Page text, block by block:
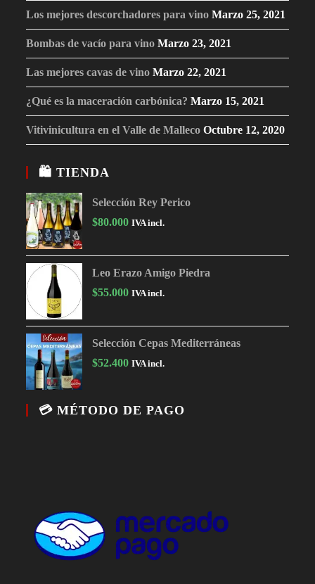
Los mejores descorchadores para vino Marzo 25, 2021
Bombas de vacío para vino Marzo 23, 2021
Las mejores cavas de vino Marzo 22, 2021
¿Qué es la maceración carbónica? Marzo 15, 2021
Vitivinicultura en el Valle de Malleco Octubre 12, 2020
🛍 TIENDA
Selección Rey Perico
$80.000 IVA incl.
Leo Erazo Amigo Piedra
$55.000 IVA incl.
Selección Cepas Mediterráneas
$52.400 IVA incl.
💳 MÉTODO DE PAGO